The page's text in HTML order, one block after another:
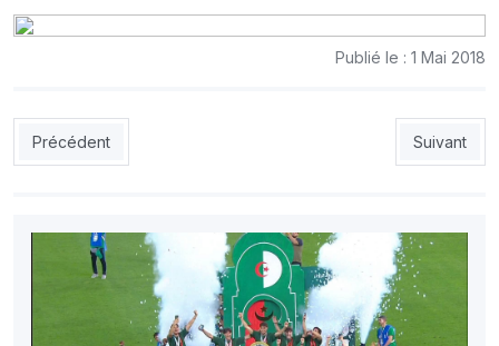
Publié le : 1 Mai 2018
Article précédent : Clasico: Barca 2-2 Real
Précédent Article
Suivant